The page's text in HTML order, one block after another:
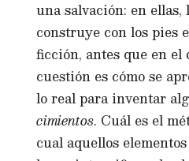
una salvación: en
construye con los pies
ficción, antes que en el
cuestión es cómo se
lo real para inventar
cimientos. Cuál es el
cual aquellos